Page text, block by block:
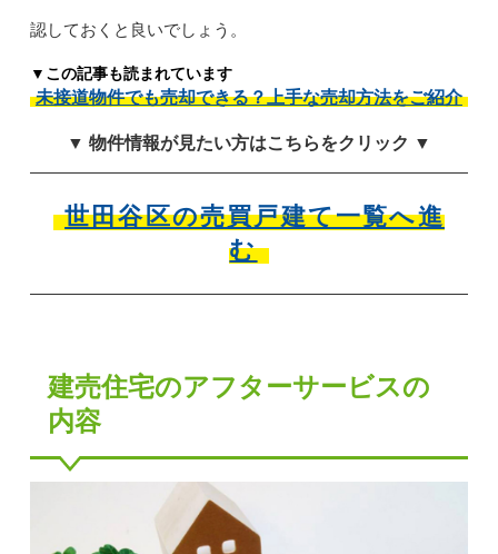
認しておくと良いでしょう。
▼この記事も読まれています
未接道物件でも売却できる？上手な売却方法をご紹介
▼ 物件情報が見たい方はこちらをクリック ▼
世田谷区の売買戸建て一覧へ進
む
建売住宅のアフターサービスの
内容